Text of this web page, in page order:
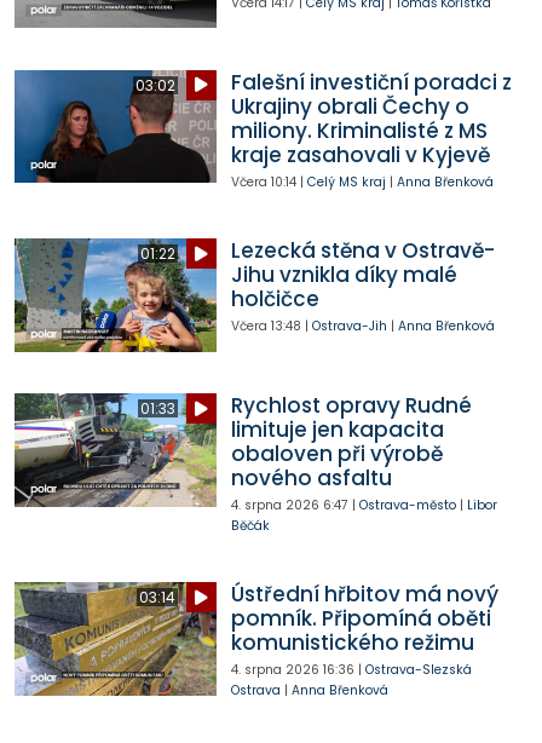
03:02
Falešní investiční poradci z
Ukrajiny obrali Čechy o
miliony. Kriminalisté z MS
kraje zasahovali v Kyjevě
Včera 10:14| Celý MS kraj | Anna Břenková
01:22
Lezecká stěna v Ostravě-
Jihu vznikla díky malé
holčičce
Včera 13:48 | Ostrava-Jih | Anna Břenková
01:33
Rychlost opravy Rudné
limituje jen kapacita
obaloven při výrobě
nového asfaltu
4. srpna 2026 6:47 | Ostrava-město| Libor
Běčák
03:14
Ústřední hřbitov má nový
pomník. Připomíná oběti
komunistického režimu
4. srpna 2026 16:36 | Ostrava-Slezská
Ostrava | Anna Břenková